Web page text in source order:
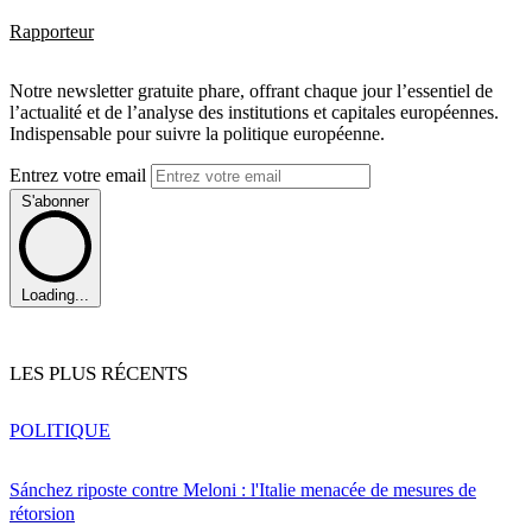
Rapporteur
Notre newsletter gratuite phare, offrant chaque jour l’essentiel de
l’actualité et de l’analyse des institutions et capitales européennes.
Indispensable pour suivre la politique européenne.
Entrez votre email
S'abonner
Loading...
LES PLUS RÉCENTS
Sánchez riposte contre Meloni : l'Italie menacée de mesures de
rétorsion
POLITIQUE